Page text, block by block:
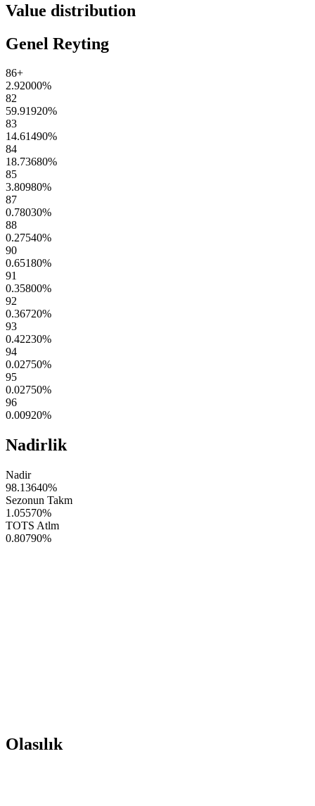
Value distribution
Genel Reyting
86+
2.92000%
82
59.91920%
83
14.61490%
84
18.73680%
85
3.80980%
87
0.78030%
88
0.27540%
90
0.65180%
91
0.35800%
92
0.36720%
93
0.42230%
94
0.02750%
95
0.02750%
96
0.00920%
Nadirlik
Nadir
98.13640%
Sezonun Takm
1.05570%
TOTS Atlm
0.80790%
Olasılık